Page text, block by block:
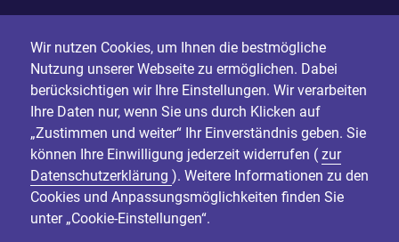
Wir nutzen Cookies, um Ihnen die bestmögliche
Nutzung unserer Webseite zu ermöglichen. Dabei
berücksichtigen wir Ihre Einstellungen. Wir verarbeiten
Ihre Daten nur, wenn Sie uns durch Klicken auf
„Zustimmen und weiter“ Ihr Einverständnis geben. Sie
können Ihre Einwilligung jederzeit widerrufen ( zur
Datenschutzerklärung ). Weitere Informationen zu den
Cookies und Anpassungsmöglichkeiten finden Sie
unter „Cookie-Einstellungen“.